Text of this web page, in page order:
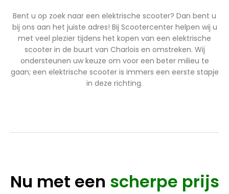
Bent u op zoek naar een elektrische scooter? Dan bent u
bij ons aan het juiste adres! Bij Scootercenter helpen wij u
met veel plezier tijdens het kopen van een elektrische
scooter in de buurt van Charlois en omstreken. Wij
ondersteunen uw keuze om voor een beter milieu te
gaan; een elektrische scooter is immers een eerste stapje
in deze richting.
Nu met een scherpe prijs